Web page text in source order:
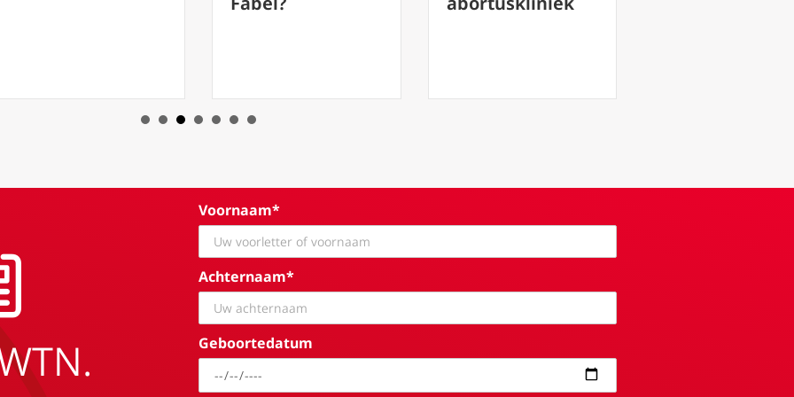
Voornaam*
Achternaam*
Geboortedatum